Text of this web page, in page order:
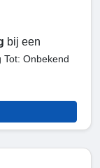
bij een
Tot: Onbekend